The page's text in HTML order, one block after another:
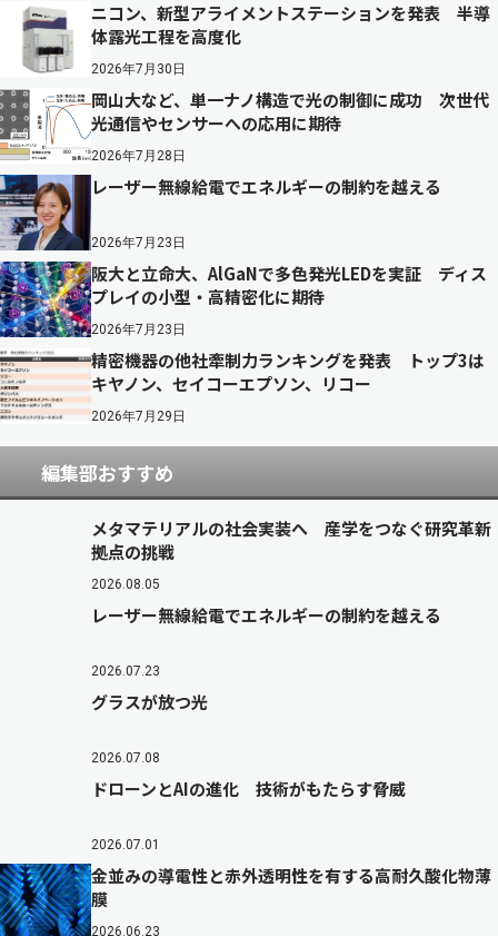
ニコン、新型アライメントステーションを発表 半導
体露光工程を高度化
2026年7月30日
岡山大など、単一ナノ構造で光の制御に成功 次世代
光通信やセンサーへの応用に期待
2026年7月28日
レーザー無線給電でエネルギーの制約を越える
2026年7月23日
阪大と立命大、AlGaNで多色発光LEDを実証 ディス
プレイの小型・高精密化に期待
2026年7月23日
精密機器の他社牽制力ランキングを発表 トップ3は
キヤノン、セイコーエプソン、リコー
2026年7月29日
編集部おすすめ
メタマテリアルの社会実装へ 産学をつなぐ研究革新
拠点の挑戦
2026.08.05
レーザー無線給電でエネルギーの制約を越える
2026.07.23
グラスが放つ光
2026.07.08
ドローンとAIの進化 技術がもたらす脅威
2026.07.01
金並みの導電性と赤外透明性を有する高耐久酸化物薄
膜
2026.06.23